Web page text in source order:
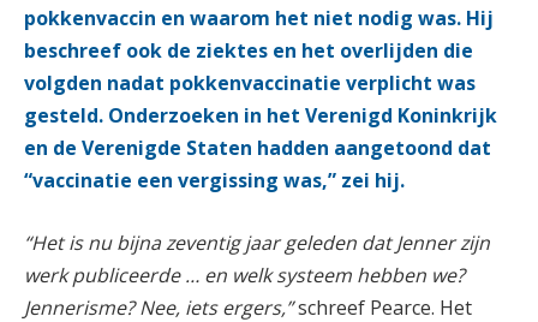
pokkenvaccin en waarom het niet nodig was. Hij
beschreef ook de ziektes en het overlijden die
volgden nadat pokkenvaccinatie verplicht was
gesteld. Onderzoeken in het Verenigd Koninkrijk
en de Verenigde Staten hadden aangetoond dat
“vaccinatie een vergissing was,” zei hij.
“Het is nu bijna zeventig jaar geleden dat Jenner zijn
werk publiceerde … en welk systeem hebben we?
Jennerisme? Nee, iets ergers,”schreef Pearce. Het